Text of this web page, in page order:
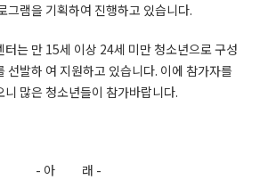
그램을 기획하여 진행하고 있습니다.
터는 만 15세 이상 24세 미만 청소년으로 구성
선발하 여 지원하고 있습니다. 이에 참가자를
많은 청소년들이 참가바랍니다.
- 아 래 -